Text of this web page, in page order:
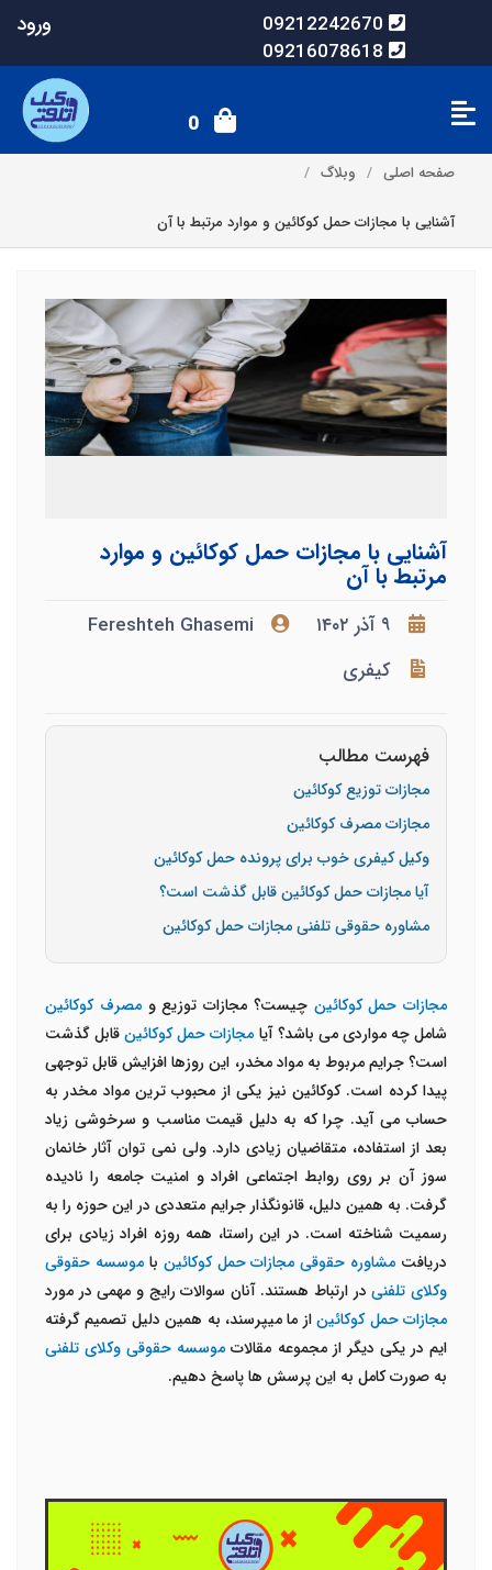
09212242670
09216078618
ورود
0
صفحه اصلی وبلاگ
آشنایی با مجازات حمل کوکائین و موارد مرتبط با آن
آشنایی با مجازات حمل کوکائین و موارد
مرتبط با آن
۹ آذر ۱۴۰۲
Fereshteh Ghasemi
کیفری
فهرست مطالب
مجازات توزیع کوکائین
مجازات مصرف کوکائین
وکیل کیفری خوب برای پرونده حمل کوکائین
آیا مجازات حمل کوکائین قابل گذشت است؟
مشاوره حقوقی تلفنی مجازات حمل کوکائین
مجازات حمل کوکائین چیست؟ مجازات توزیع ومصرف کوکائین
شامل چه مواردی می باشد؟ آیا مجازات حمل کوکائینقابل گذشت
است؟ جرایم مربوط به مواد مخدر، این روزها افزایش قابل توجهی
پیدا کرده است. کوکائین نیز یکی از محبوب ترین مواد مخدر به
حساب می آید. چرا که به دلیل قیمت مناسب و سرخوشی زیاد
بعد از استفاده، متقاضیان زیادی دارد. ولی نمی توان آثار خانمان
سوز آن بر روی روابط اجتماعی افراد و امنیت جامعه را نادیده
گرفت. به همین دلیل، قانونگذار جرایم متعددی در این حوزه را به
رسمیت شناخته است. در این راستا، همه روزه افراد زیادی برای
دریافت مشاوره حقوقی مجازات حمل کوکائین باموسسه حقوقی
وکلای تلفنی در ارتباط هستند. آنان سوالات رایج و مهمی در مورد
مجازات حمل کوکائیناز ما میپرسند، به همین دلیل تصمیم گرفته
ایم در یکی دیگر از مجموعه مقالات موسسه حقوقی وکلای تلفنی
به صورت کامل به این پرسش ها پاسخ دهیم.